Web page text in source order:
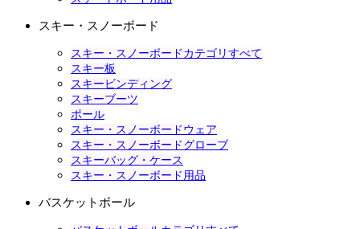
スキー・スノーボード
スキー・スノーボードカテゴリすべて
スキー板
スキービンディング
スキーブーツ
ポール
スキー・スノーボードウェア
スキー・スノーボードグローブ
スキーバッグ・ケース
スキー・スノーボード用品
バスケットボール